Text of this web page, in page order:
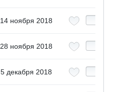
14 ноября 2018
28 ноября 2018
5 декабря 2018